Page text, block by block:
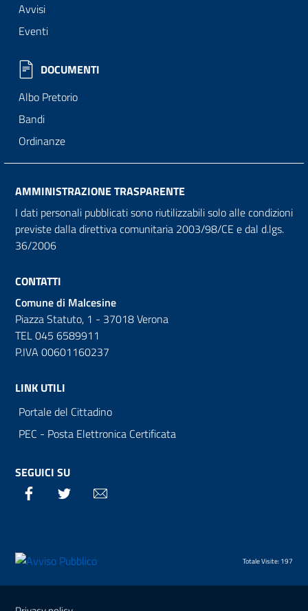
Avvisi
Eventi
DOCUMENTI
Albo Pretorio
Bandi
Ordinanze
AMMINISTRAZIONE TRASPARENTE
I dati personali pubblicati sono riutilizzabili solo alle condizioni
previste dalla direttiva comunitaria 2003/98/CE e dal d.lgs.
36/2006
CONTATTI
Comune di Malcesine
Piazza Statuto, 1 - 37018 Verona
TEL 045 6589911
P.IVA 00601160237
LINK UTILI
Portale del Cittadino
PEC - Posta Elettronica Certificata
SEGUICI SU
Facebook Twitter
Totale Visite: 197
Sezione Link Utili